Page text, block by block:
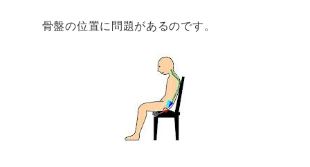
骨盤の位置に問題があるのです。